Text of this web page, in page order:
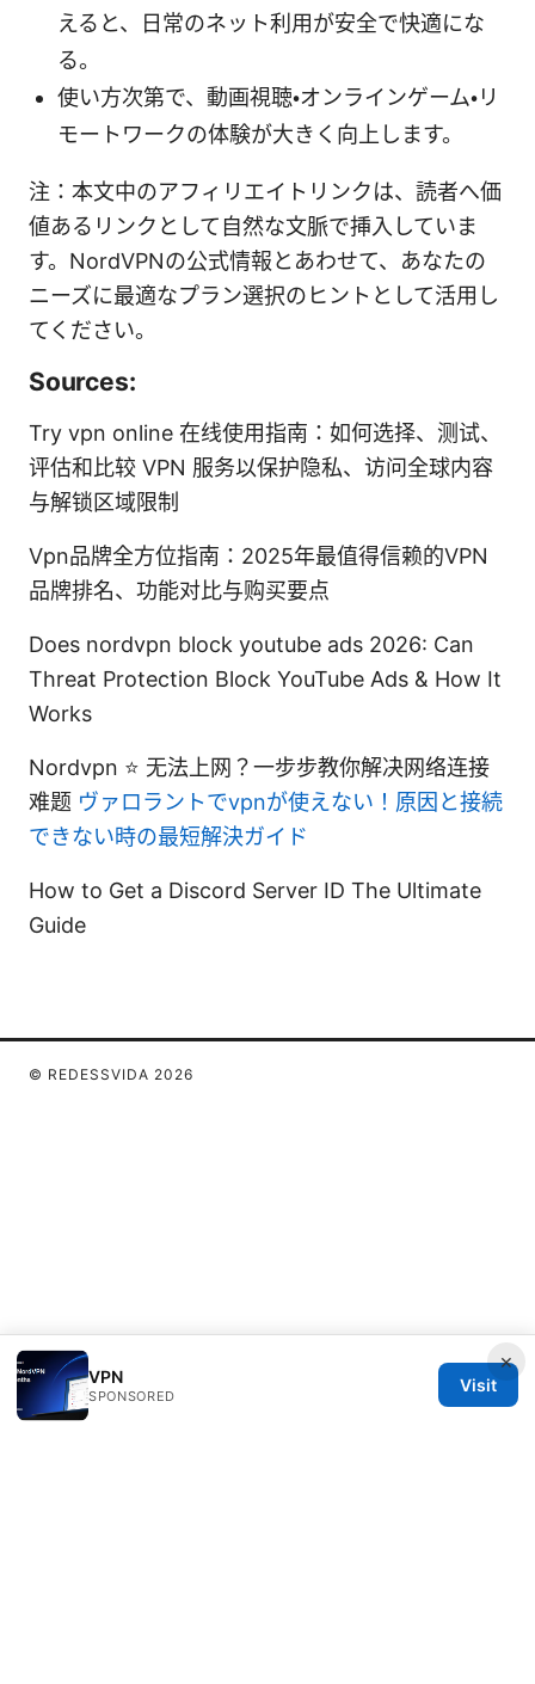
えると、日常のネット利用が安全で快適にな
る。
使い方次第で、動画視聴・オンラインゲーム・リ
モートワークの体験が大きく向上します。
注：本文中のアフィリエイトリンクは、読者へ価
値あるリンクとして自然な文脈で挿入していま
す。NordVPNの公式情報とあわせて、あなたの
ニーズに最適なプラン選択のヒントとして活用し
てください。
Sources:
Try vpn online 在线使用指南：如何选择、测试、
评估和比较 VPN 服务以保护隐私、访问全球内容
与解锁区域限制
Vpn品牌全方位指南：2025年最值得信赖的VPN
品牌排名、功能对比与购买要点
Does nordvpn block youtube ads 2026: Can
Threat Protection Block YouTube Ads & How It
Works
Nordvpn ⭐ 无法上网？一步步教你解决网络连接
难题 ヴァロラントでvpnが使えない！原因と接続
できない時の最短解決ガイド
How to Get a Discord Server ID The Ultimate
Guide
×
VPN
SPONSORED
Visit
© REDESSVIDA 2026